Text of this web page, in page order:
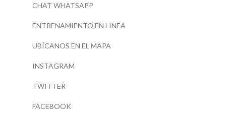
CHAT WHATSAPP
ENTRENAMIENTO EN LINEA
UBÍCANOS EN EL MAPA
INSTAGRAM
TWITTER
FACEBOOK